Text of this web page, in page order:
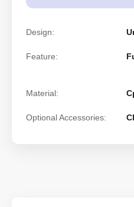
Design:
Feature:
Material:
Optional Accessories: